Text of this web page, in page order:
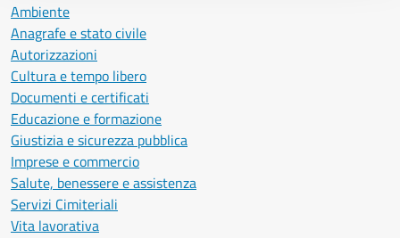
Ambiente
Anagrafe e stato civile
Autorizzazioni
Cultura e tempo libero
Documenti e certificati
Educazione e formazione
Giustizia e sicurezza pubblica
Imprese e commercio
Salute, benessere e assistenza
Servizi Cimiteriali
Vita lavorativa